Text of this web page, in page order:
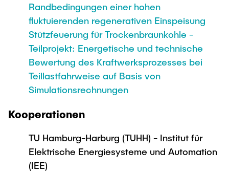
Randbedingungen einer hohen
fluktuierenden regenerativen Einspeisung
Stützfeuerung für Trockenbraunkohle -
Teilprojekt: Energetische und technische
Bewertung des Kraftwerksprozesses bei
Teillastfahrweise auf Basis von
Simulationsrechnungen
Kooperationen
TU Hamburg-Harburg (TUHH) - Institut für
Elektrische Energiesysteme und Automation
(IEE)